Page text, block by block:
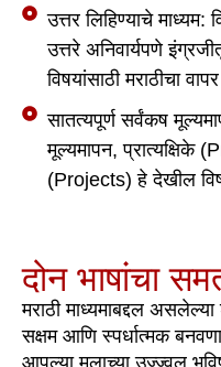
उत्तर लिहिण्याचे माध्यम:
उत्तरे अनिवार्यपणे
विषयांसाठी मराठीचा
सातत्यपूर्ण सर्वंकष
मूल्यमापन,
(Projects) हे देखील
दोन भाषांचा
मराठी माध्यमाबद्दल
सक्षम आणि स्पर्धात्मक